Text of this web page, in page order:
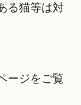
る猫等は対
ージをご覧